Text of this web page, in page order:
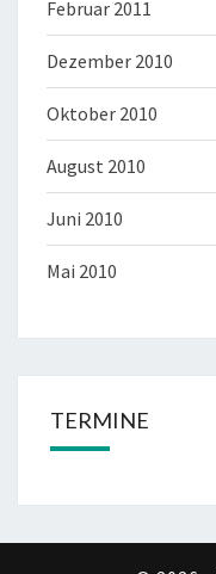
Februar 2011
Dezember 2010
Oktober 2010
August 2010
Juni 2010
Mai 2010
TERMINE